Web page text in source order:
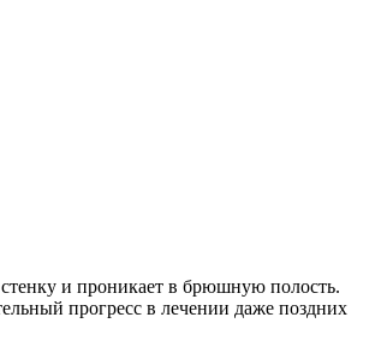
и проникает в брюшную полость.
прогресс в лечении даже поздних